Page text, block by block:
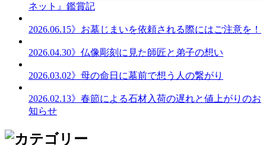
ネット』鑑賞記
2026.06.15》お墓じまいを依頼される際にはご注意を！
2026.04.30》仏像彫刻に見た師匠と弟子の想い
2026.03.02》母の命日に墓前で想う人の繋がり
2026.02.13》春節による石材入荷の遅れと値上がりのお
知らせ